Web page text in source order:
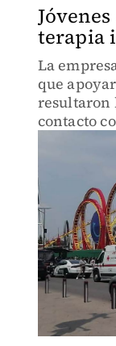
terapia
La
que
resultaron
contacto